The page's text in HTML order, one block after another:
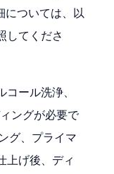
については、以
してくださ
ール洗浄、
ングが必要で
グ、プライマ
上げ後、ディ